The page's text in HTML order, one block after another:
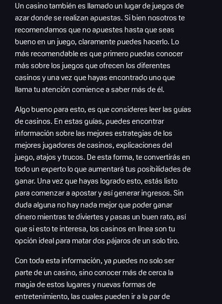
Un casino también es llamado un lugar de juegos de
azar donde se realizan apuestas. Si bien nosotros te
recomendamos que no apuestes hasta que seas
bueno en un juego, claramente puedes hacerlo. Lo
más recomendable es que primero puedas conocer
más sobre los juegos que ofrecen los diferentes
casinos y una vez que hayas encontrado uno que
llama tu atención comience a saber más de él.
Algo bueno para esto, es que consideres leer las guías
de casinos. En estas guías, puedes encontrar
información sobre las mejores estrategias de los
mejores jugadores de casinos, explicaciones del
juego, atajos y trucos. De esta forma, te convertirás en
todo un experto lo que aumentará tus posibilidades de
ganar. Una vez que hayas logrado esto, estás listo
para comenzar a apostar y así generar ingresos. Sin
duda alguna no hay nada mejor que poder ganar
dinero mientras te diviertes y pasas un buen rato, así
que si esto te interesa, los casinos en línea son tu
opción ideal para matar dos pájaros de un solo tiro.
Con toda esta información, ya puedes no solo ser
parte de un casino, sino conocer más de cerca la
magia de estos lugares y nuevas formas de
entretenimiento, las cuales pueden ir a la par de